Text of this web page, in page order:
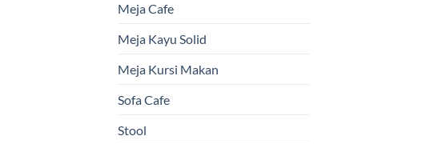
Meja Cafe
Meja Kayu Solid
Meja Kursi Makan
Sofa Cafe
Stool